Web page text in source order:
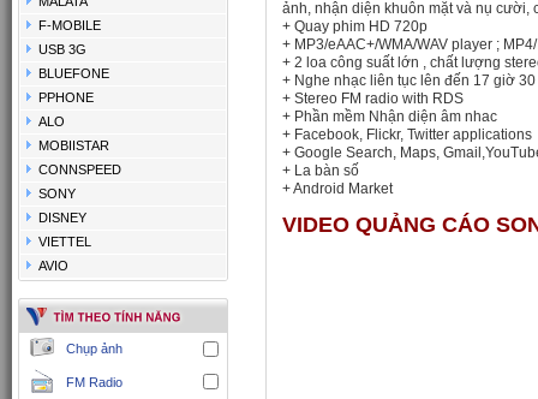
F-MOBILE
USB 3G
BLUEFONE
PPHONE
ALO
MOBIISTAR
CONNSPEED
SONY
DISNEY
VIETTEL
AVIO
Chụp ảnh
FM Radio
ảnh, nhận diện khuôn mặt và nụ cười,
+ Quay phim HD 720p
+ MP3/eAAC+/WMA/WAV player ;
+ 2 loa công suất lớn , chất lượng
+ Nghe nhạc liên tục lên đến 17 giờ
+ Stereo FM radio with RDS
+ Phần mềm Nhận diện âm nhac
+ Facebook, Flickr, Twitter applications
+ Google Search, Maps,
+ La bàn số
+ Android Market
VIDEO QUẢNG CÁO